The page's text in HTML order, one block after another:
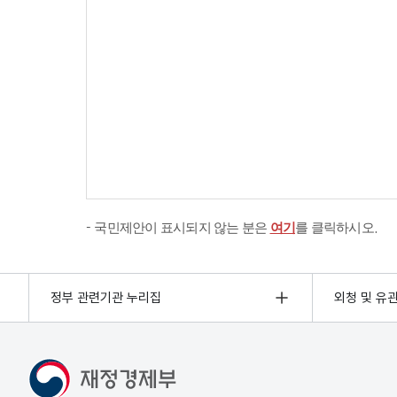
국민제안이 표시되지 않는 분은 여기를 클릭하시오.
정부 관련기관 누리집 외청 및 유